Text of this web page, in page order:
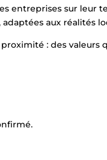
entreprises sur leur
aux réalités
: des